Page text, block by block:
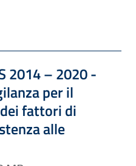
2014 – 2020 -
per il
fattori di
alle
1.69 MB